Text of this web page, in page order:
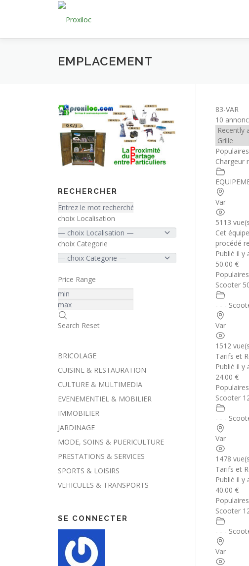
EMPLACEMENT
83-VAR
10
Populaires
Chargeur
Var
5113
Cet
procédé
Publié il y
50.00 €
Populaires
Scooter
- - -
Var
1512
Tarifs et
Publié il y
24.00 €
Populaires
Scooter
- - -
Var
1478
Tarifs et
Publié il y
40.00 €
Populaires
Scooter
- - -
Var
RECHERCHER
choix Localisation
choix Categorie
Price Range
Search Reset
BRICOLAGE
CUISINE & RESTAURATION
CULTURE & MULTIMEDIA
EVENEMENTIEL & MOBILIER
IMMOBILIER
JARDINAGE
MODE, SOINS & PUERICULTURE
PRESTATIONS & SERVICES
SPORTS & LOISIRS
VEHICULES & TRANSPORTS
SE CONNECTER